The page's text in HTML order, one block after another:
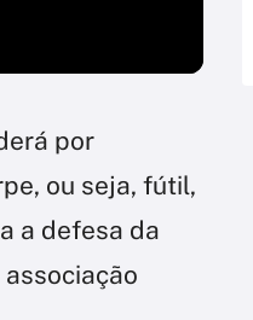
por
ou seja, fútil,
a defesa da